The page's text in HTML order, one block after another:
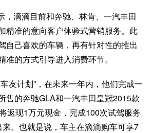
滴滴目前和奔驰、林肯、一汽丰田
精准的意向客户体验式营销服务。此
自己喜欢的车辆，再有针对性的推出
的方式引导进入消费环节。
友计划”，在未来一年内，他们完成一
售的奔驰GLA和一汽丰田皇冠2015款
返现1万元现金，完成100次试驾服务
。也就是说，车主在滴滴购车可享7